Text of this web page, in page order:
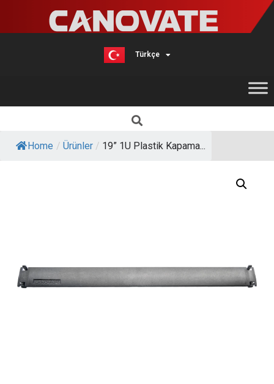
Türkçe
English
Home / Ürünler / 19” 1U Plastik Kapama...